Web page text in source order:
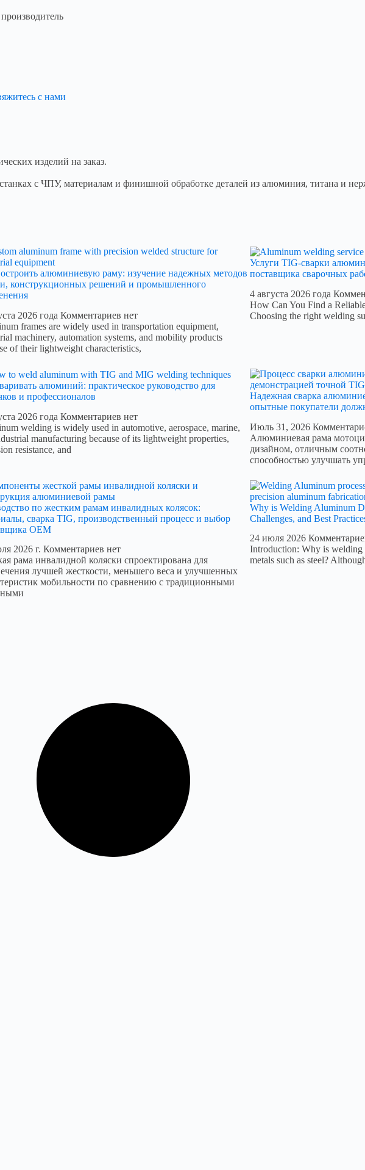
с нами
изделий на заказ.
с ЧПУ, материалам и финишной обработке деталей из алюминия, титана и
алюминиевую раму: изучение надежных методов
конструкционных решений и промышленного
2026 года Комментариев нет
frames are widely used in transportation equipment,
machinery, automation systems, and mobility products
of their lightweight characteristics,
Услуги TIG-сварки
поставщика сварочных
4 августа 2026 года
How Can You Find a
Choosing the right welding
алюминий: практическое руководство для
и профессионалов
2026 года Комментариев нет
welding is widely used in automotive, aerospace, marine,
manufacturing because of its lightweight properties,
resistance, and
Надежная сварка
опытные покупатели
Июль 31, 2026
Алюминиевая рама
дизайном, отличным
способностью улучшать
по жестким рамам инвалидных колясок:
сварка TIG, производственный процесс и выбор
OEM
2026 г. Комментариев нет
рама инвалидной коляски спроектирована для
лучшей жесткости, меньшего веса и улучшенных
мобильности по сравнению с традиционными
Why is Welding Aluminum
Challenges, and Best
24 июля 2026
Introduction: Why is
metals such as steel?